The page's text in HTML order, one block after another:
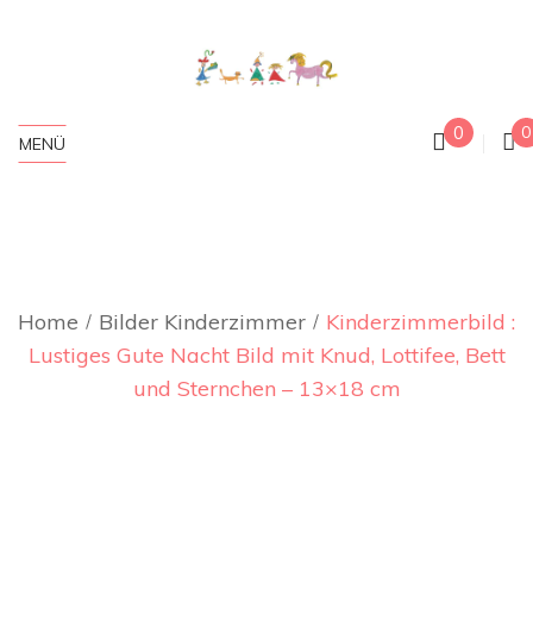
MENÜ 0 0
Home Bilder Kinderzimmer
Kinderzimmerbild :
Lustiges Gute Nacht Bild mit Knud, Lottifee, Bett
und Sternchen – 13×18 cm